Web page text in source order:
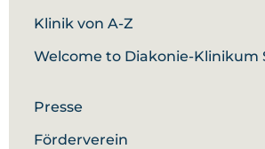
Klinik von A-Z
Welcome to Diakonie-
Presse
Förderverein